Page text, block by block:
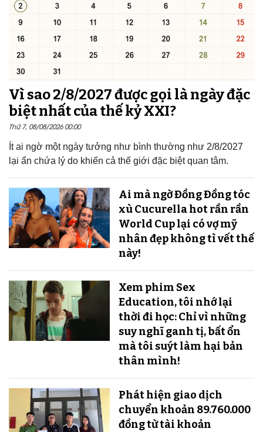
Vì sao 2/8/2027 được gọi là ngày đặc
biệt nhất của thế kỷ XXI?
Thứ 7, 08/08/2026 00:00
Ít ai ngờ một ngày tưởng như bình thường như 2/8/2027
lại ẩn chứa lý do khiến cả thế giới đặc biệt quan tâm.
Ai mà ngờ Đồng Đồng tóc
xù Cucurella hot rần rần
World Cup lại có vợ mỹ
nhân đẹp không tì vết thế
này!
Xem phim Sex
Education, tôi nhớ lại
thời đi học: Chỉ vì những
suy nghĩ ganh tị, bất ổn
mà tôi suýt làm hại bản
thân mình!
Phát hiện giao dịch
chuyển khoản 89.760.000
đồng từ tài khoản